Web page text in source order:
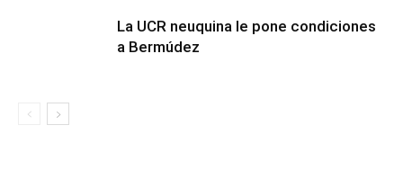
La UCR neuquina le pone condiciones
a Bermúdez